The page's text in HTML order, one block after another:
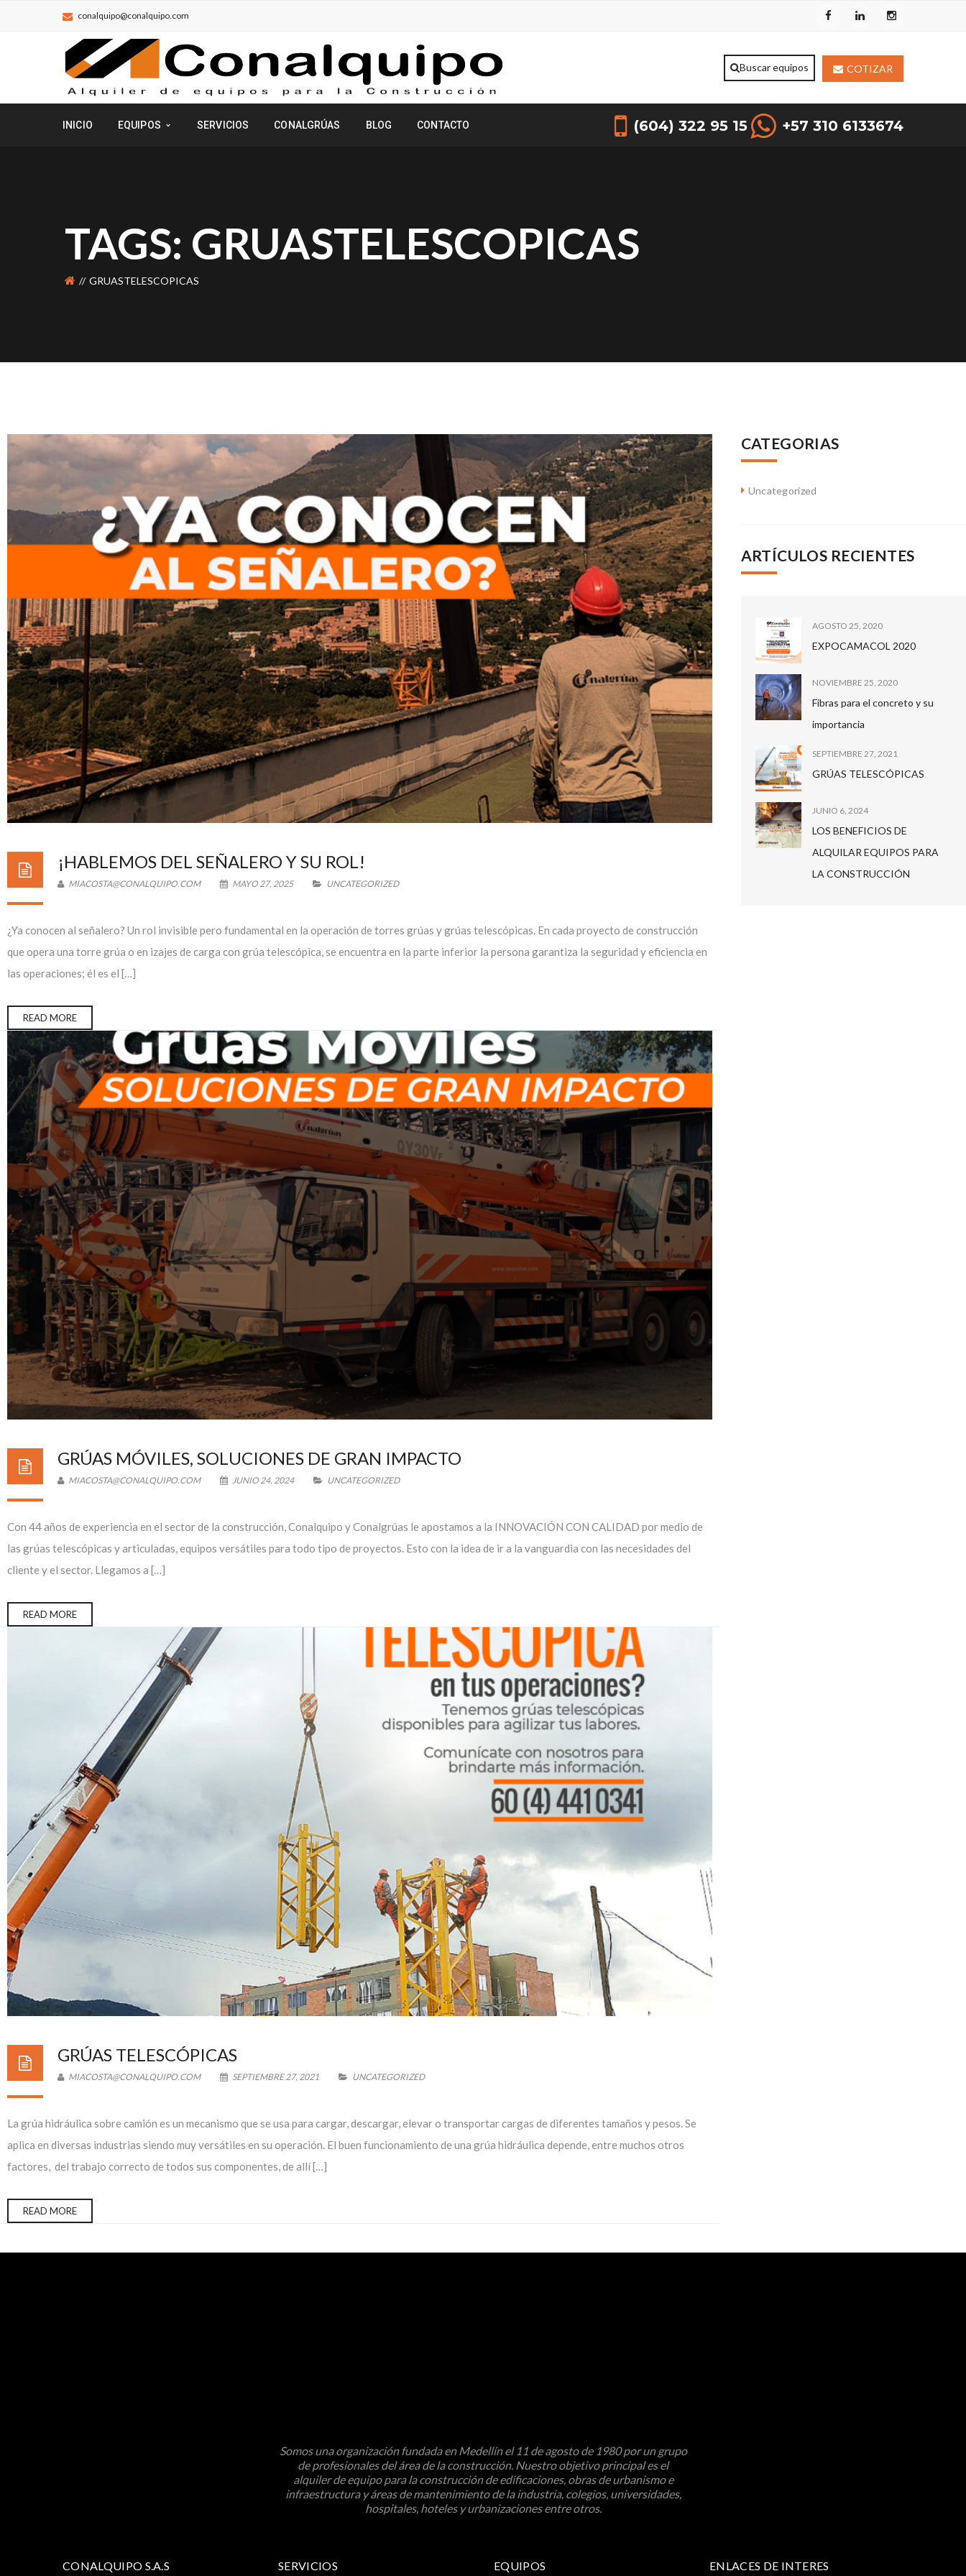
conalquipo@conalquipo.com
COTIZAR
INICIO EQUIPOS SERVICIOS CONALGRÚAS BLOG CONTACTO (604) 322 95 15 +57 310 6133674
COTIZA TU EQUIPO
TAGS: GRUASTELESCOPICAS
GRUASTELESCOPICAS
¡HABLEMOS DEL SEÑALERO Y SU ROL!
MIACOSTA@CONALQUIPO.COM MAYO 27, 2025 UNCATEGORIZED
¿Ya conocen al señalero? Un rol invisible pero fundamental en la operación de torres grúas y grúas telescópicas. En cada proyecto de construcción
que opera una torre grúa o en izajes de carga con grúa telescópica, se encuentra en la parte inferior la persona garantiza la seguridad y eficiencia en
las operaciones; él es el […]
READ MORE
GRÚAS MÓVILES, SOLUCIONES DE GRAN IMPACTO
MIACOSTA@CONALQUIPO.COM JUNIO 24, 2024 UNCATEGORIZED
Con 44 años de experiencia en el sector de la construcción, Conalquipo y Conalgrúas le apostamos a la INNOVACIÓN CON CALIDAD por medio de
las grúas telescópicas y articuladas, equipos versátiles para todo tipo de proyectos. Esto con la idea de ir a la vanguardia con las necesidades del
cliente y el sector. Llegamos a […]
READ MORE
GRÚAS TELESCÓPICAS
MIACOSTA@CONALQUIPO.COM SEPTIEMBRE 27, 2021 UNCATEGORIZED
La grúa hidráulica sobre camión es un mecanismo que se usa para cargar, descargar, elevar o transportar cargas de diferentes tamaños y pesos. Se
aplica en diversas industrias siendo muy versátiles en su operación. El buen funcionamiento de una grúa hidráulica depende, entre muchos otros
factores, del trabajo correcto de todos sus componentes, de allí […]
READ MORE
CATEGORIAS
Uncategorized
ARTÍCULOS RECIENTES
AGOSTO 25, 2020
EXPOCAMACOL 2020
NOVIEMBRE 25, 2020
Fibras para el concreto y su
importancia
SEPTIEMBRE 27, 2021
GRÚAS TELESCÓPICAS
JUNIO 6, 2024
LOS BENEFICIOS DE
ALQUILAR EQUIPOS PARA
LA CONSTRUCCIÓN
Somos una organización fundada en Medellín el 11 de agosto de 1980 por un grupo
de profesionales del área de la construcción. Nuestro objetivo principal es el
alquiler de equipo para la construcción de edificaciones, obras de urbanismo e
infraestructura y áreas de mantenimiento de la industria, colegios, universidades,
hospitales, hoteles y urbanizaciones entre otros.
CONALQUIPO S.A.S SERVICIOS EQUIPOS ENLACES DE INTERES